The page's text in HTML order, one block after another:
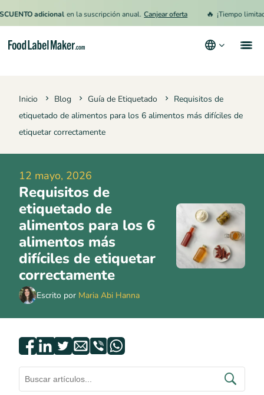
adicional en la suscripción anual. Canjear oferta 🔥 ¡Tiempo limitado!
Inicio Blog Guía de Etiquetado
Requisitos de
etiquetado de alimentos para los 6 alimentos más difíciles de
etiquetar correctamente
12 mayo, 2026
Requisitos de
etiquetado de
alimentos para los 6
alimentos más
difíciles de etiquetar
correctamente
Escrito por Maria Abi Hanna
Precios
Contrata a un Especialista
Recursos
Términos y condiciones
Política de privacidad